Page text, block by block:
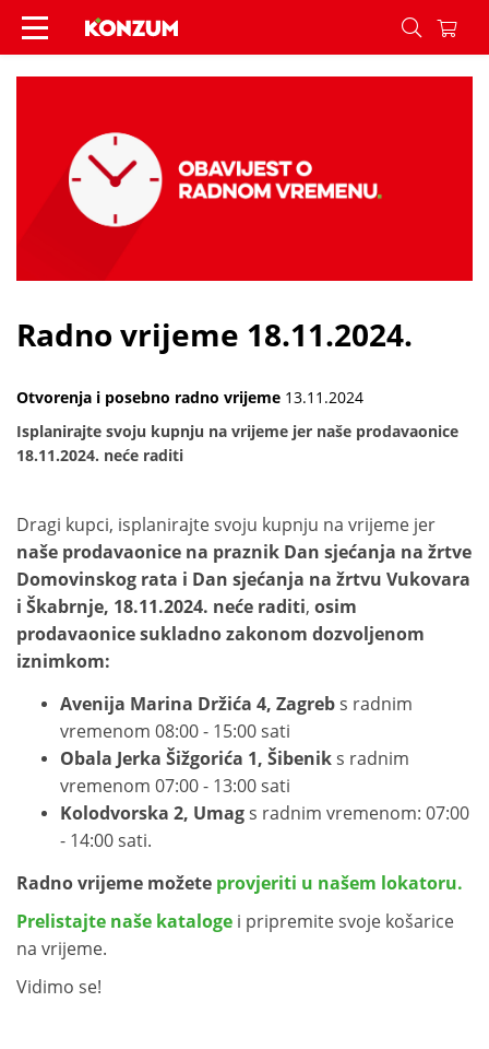
Radno vrijeme 18.11.2024. - Vijesti - Konzum
Radno vrijeme 18.11.2024.
Otvorenja i posebno radno vrijeme 13.11.2024
Isplanirajte svoju kupnju na vrijeme jer naše prodavaonice
18.11.2024. neće raditi
Dragi kupci, isplanirajte svoju kupnju na vrijeme jer
naše prodavaonice na praznik Dan sjećanja na žrtve
Domovinskog rata i Dan sjećanja na žrtvu Vukovara
i Škabrnje, 18.11.2024. neće raditi, osim
prodavaonice sukladno zakonom dozvoljenom
iznimkom:
Avenija Marina Držića 4, Zagrebs radnim
vremenom 08:00 - 15:00 sati
Obala Jerka Šižgorića 1, Šibeniks radnim
vremenom 07:00 - 13:00 sati
Kolodvorska 2, Umags radnim vremenom: 07:00
- 14:00 sati.
Radno vrijeme možete provjeriti u našem lokatoru.
Prelistajte naše kataloge i pripremite svoje košarice
na vrijeme.
Vidimo se!